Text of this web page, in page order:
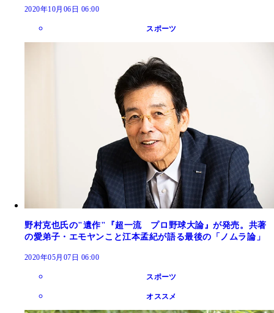
2020年10月06日 06:00
スポーツ
野村克也氏の"遺作"『超一流 プロ野球大論』が発売。共著
の愛弟子・エモヤンこと江本孟紀が語る最後の「ノムラ論」
2020年05月07日 06:00
スポーツ
オススメ